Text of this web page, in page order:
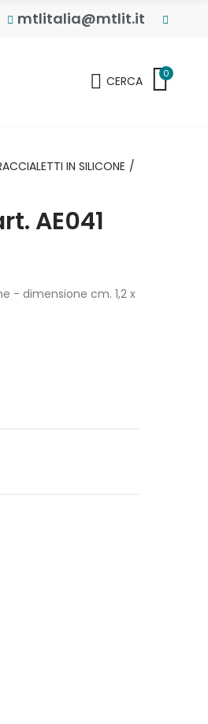
mtlitalia@mtlit.it
CERCA
0
IN SILICONE
AE041
- dimensione cm. 1,2 x